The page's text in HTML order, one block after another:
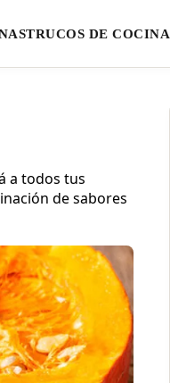
TRUCOS DE COCINA
a todos tus
de sabores